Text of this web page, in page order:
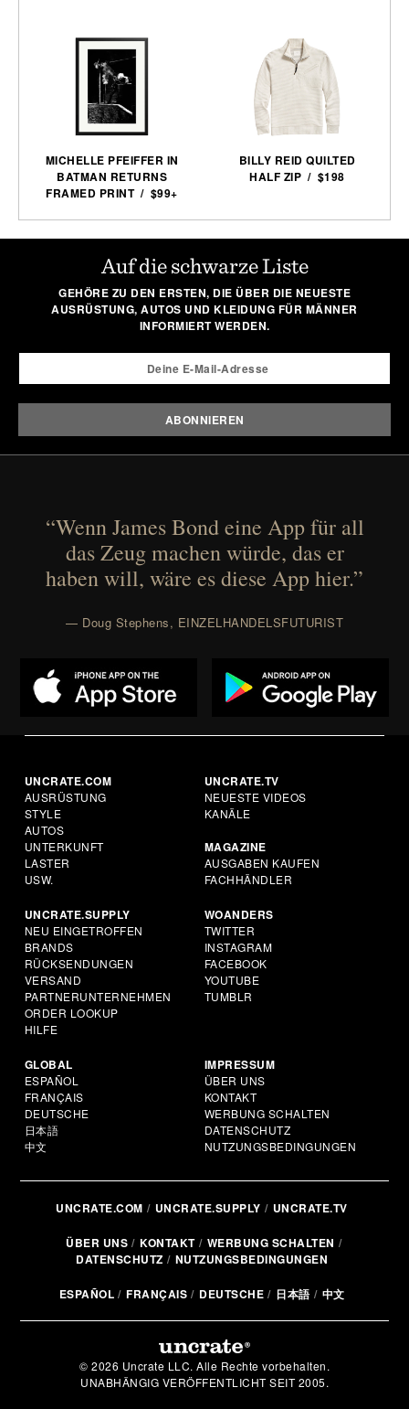
MICHELLE PFEIFFER IN
BATMAN RETURNS
FRAMED PRINT / $99+
BILLY REID QUILTED
HALF ZIP / $198
Auf die schwarze Liste
GEHÖRE ZU DEN ERSTEN, DIE ÜBER DIE NEUESTE
AUSRÜSTUNG, AUTOS UND KLEIDUNG FÜR MÄNNER
INFORMIERT WERDEN.
“Wenn James Bond eine App für all
das Zeug machen würde, das er
haben will, wäre es diese App hier.”
— Doug Stephens, EINZELHANDELSFUTURIST
UNCRATE.COM
AUSRÜSTUNG
STYLE
AUTOS
UNTERKUNFT
LASTER
USW.
UNCRATE.TV
NEUESTE VIDEOS
KANÄLE
MAGAZINE
AUSGABEN KAUFEN
FACHHÄNDLER
UNCRATE.SUPPLY
NEU EINGETROFFEN
BRANDS
RÜCKSENDUNGEN
VERSAND
PARTNERUNTERNEHMEN
ORDER LOOKUP
HILFE
WOANDERS
TWITTER
INSTAGRAM
FACEBOOK
YOUTUBE
TUMBLR
GLOBAL
ESPAÑOL
FRANÇAIS
DEUTSCHE
日本語
中文
IMPRESSUM
ÜBER UNS
KONTAKT
WERBUNG SCHALTEN
DATENSCHUTZ
NUTZUNGSBEDINGUNGEN
UNCRATE.COM UNCRATE.SUPPLY UNCRATE.TV
ÜBER UNS KONTAKT
WERBUNG SCHALTEN
DATENSCHUTZ
NUTZUNGSBEDINGUNGEN
ESPAÑOL FRANÇAIS DEUTSCHE 日本語 中文
© 2026 Uncrate LLC. Alle Rechte vorbehalten.
UNABHÄNGIG VERÖFFENTLICHT SEIT 2005.